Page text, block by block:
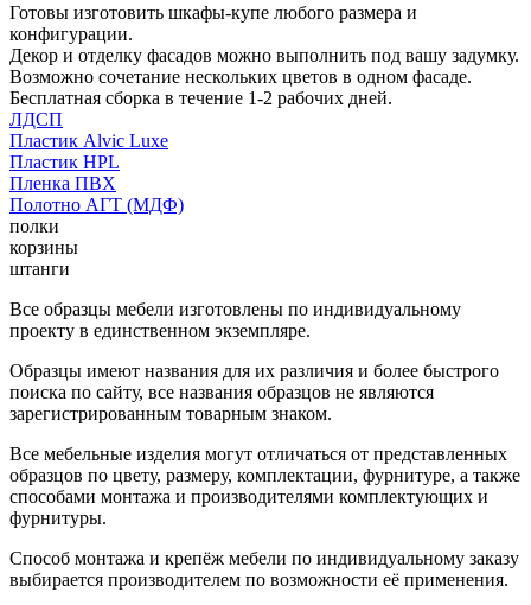
Готовы изготовить шкафы-купе любого размера и
конфигурации.
Декор и отделку фасадов можно выполнить под вашу задумку.
Возможно сочетание нескольких цветов в одном фасаде.
Бесплатная сборка в течение 1-2 рабочих дней.
ЛДСП
Пластик Alvic Luxe
Пластик HPL
Пленка ПВХ
Полотно АГТ (МДФ)
полки
корзины
штанги
Все образцы мебели изготовлены по индивидуальному
проекту в единственном экземпляре.
Образцы имеют названия для их различия и более быстрого
поиска по сайту, все названия образцов не являются
зарегистрированным товарным знаком.
Все мебельные изделия могут отличаться от представленных
образцов по цвету, размеру, комплектации, фурнитуре, а также
способами монтажа и производителями комплектующих и
фурнитуры.
Способ монтажа и крепёж мебели по индивидуальному заказу
выбирается производителем по возможности её применения.